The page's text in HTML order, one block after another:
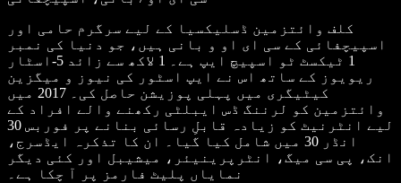
کلف وائتزمین ڈسلیکسیا کے لیے سرگرم حامی اور
اسپیچفائی کے سی ای او و بانی ہیں، جو دنیا کی نمبر
1 ٹیکسٹ ٹو اسپیچ ایپ ہے۔ 1 لاکھ سے زائد 5-اسٹار
ریویوز کے ساتھ اس نے ایپ اسٹور کی نیوز و میگزین
کیٹیگری میں پہلی پوزیشن حاصل کی۔ 2017 میں
وائتزمین کو لرننگ ڈس ایبلٹی رکھنے والے افراد کے
لیے انٹرنیٹ کو زیادہ قابلِ رسائی بنانے پر فوربس 30
انڈر 30 میں شامل کیا گیا۔ ان کا تذکرہ ایڈسرج،
انک، پی سی میگ، انٹرپرینیئر، میشیبل اور کئی دیگر
نمایاں پلیٹ فارمز پر آ چکا ہے۔